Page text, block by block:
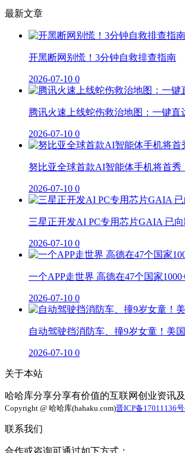
最新文章
开黑断网别慌！3分钟自救排查指南
2026-07-10 0
腾讯火速上线蛇伤救治地图：一键直
2026-07-10 0
努比亚全球首款AI智能体手机将首秀
2026-07-10 0
三星正开发AI PC专用芯片GAIA 已
2026-07-10 0
一个APP走世界 高德在47个国家
2026-07-10 0
自动驾驶挡消防车、撞9岁女童！美
2026-07-10 0
关于本站
哈哈库分享分享有价值的互联网创业资讯
Copyright @ 哈哈库(hahaku.com)晋ICP备17011136
联系我们
合作或咨询可通过如下方式：